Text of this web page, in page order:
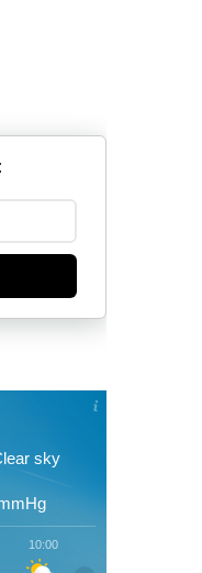
sky
10:00